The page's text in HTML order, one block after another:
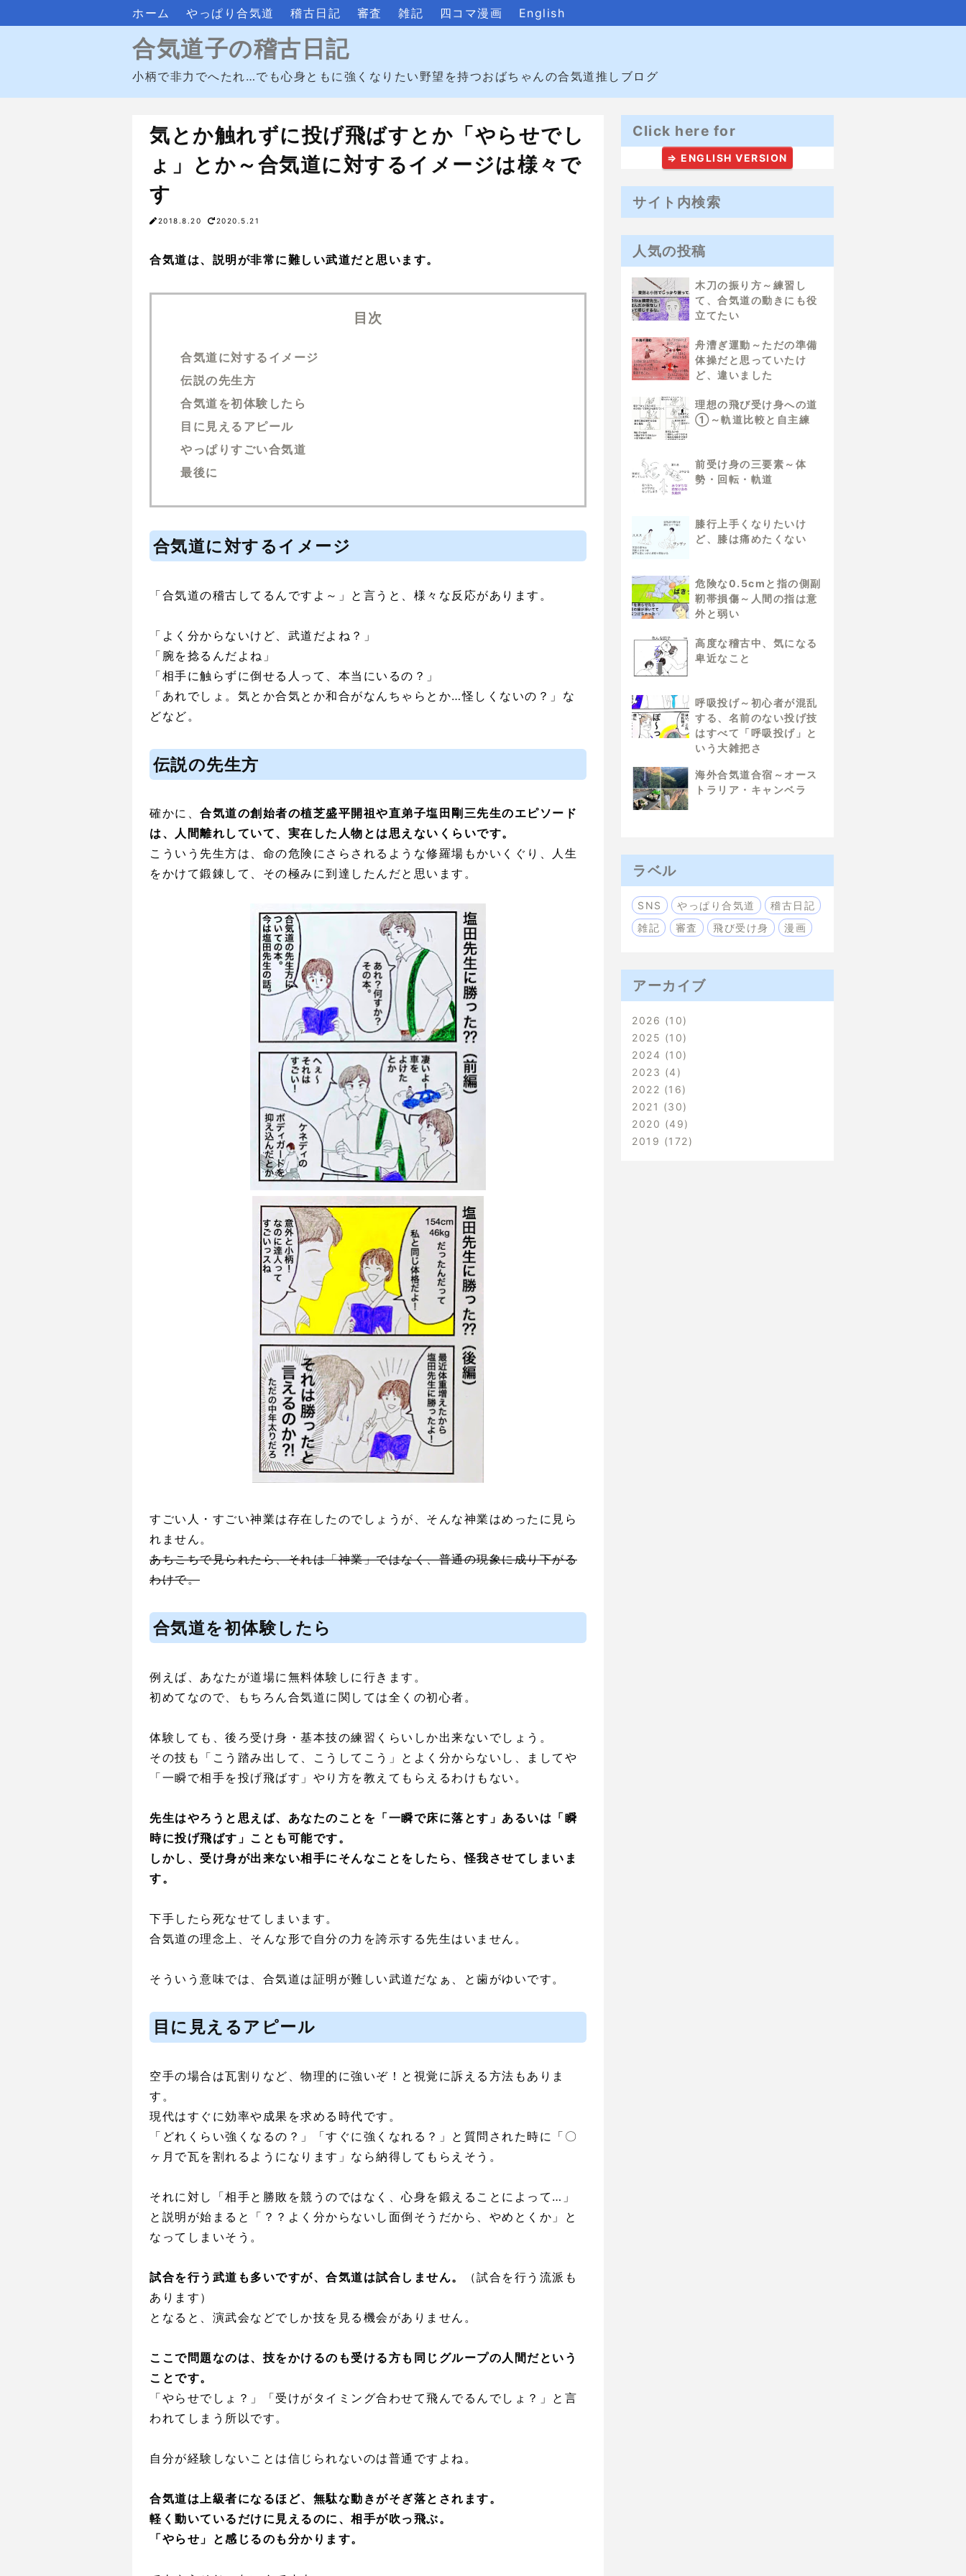
ホーム やっぱり合気道 稽古日記 審査 雑記 四コマ漫画 English
合気道子の稽古日記
小柄で非力でへたれ…でも心身ともに強くなりたい野望を持つおばちゃんの合気道推しブログ
気とか触れずに投げ飛ばすとか「やらせでし
ょ」とか～合気道に対するイメージは様々で
す
2018.8.20 2020.5.21
合気道は、説明が非常に難しい武道だと思います。
目次
合気道に対するイメージ
伝説の先生方
合気道を初体験したら
目に見えるアピール
やっぱりすごい合気道
最後に
合気道に対するイメージ
「合気道の稽古してるんですよ～」と言うと、様々な反応があります。
「よく分からないけど、武道だよね？」
「腕を捻るんだよね」
「相手に触らずに倒せる人って、本当にいるの？」
「あれでしょ。気とか合気とか和合がなんちゃらとか…怪しくないの？」な
どなど。
伝説の先生方
確かに、 合気道の創始者の植芝盛平開祖や直弟子塩田剛三先生のエピソード
は、人間離れしていて、実在した人物とは思えないくらいです。
こういう先生方は、命の危険にさらされるような修羅場もかいくぐり、人生
をかけて鍛錬して、その極みに到達したんだと思います。
すごい人・すごい神業は存在したのでしょうが、そんな神業はめったに見ら
れません。
あちこちで見られたら、それは「神業」ではなく、普通の現象に成り下がる
わけで。
合気道を初体験したら
例えば、あなたが道場に無料体験しに行きます。
初めてなので、もちろん合気道に関しては全くの初心者。
体験しても、後ろ受け身・基本技の練習くらいしか出来ないでしょう。
その技も「こう踏み出して、こうしてこう」とよく分からないし、ましてや
「一瞬で相手を投げ飛ばす」やり方を教えてもらえるわけもない。
先生はやろうと思えば、あなたのことを「一瞬で床に落とす」あるいは「瞬
時に投げ飛ばす」ことも可能です。
しかし、受け身が出来ない相手にそんなことをしたら、怪我させてしまいま
す。
下手したら死なせてしまいます。
合気道の理念上、そんな形で自分の力を誇示する先生はいません。
そういう意味では、合気道は証明が難しい武道だなぁ、と歯がゆいです。
目に見えるアピール
空手の場合は瓦割りなど、物理的に強いぞ！と視覚に訴える方法もありま
す。
現代はすぐに効率や成果を求める時代です。
「どれくらい強くなるの？」「すぐに強くなれる？」と質問された時に「〇
ヶ月で瓦を割れるようになります」なら納得してもらえそう。
それに対し「相手と勝敗を競うのではなく、心身を鍛えることによって…」
と説明が始まると「？？よく分からないし面倒そうだから、やめとくか」と
なってしまいそう。
試合を行う武道も多いですが、合気道は試合しません。
（試合を行う流派も
あります）
となると、演武会などでしか技を見る機会がありません。
ここで問題なのは、技をかけるのも受ける方も同じグループの人間だという
ことです。
「やらせでしょ？」「受けがタイミング合わせて飛んでるんでしょ？」と言
われてしまう所以です。
自分が経験しないことは信じられないのは普通ですよね。
合気道は上級者になるほど、無駄な動きがそぎ落とされます。
軽く動いているだけに見えるのに、相手が吹っ飛ぶ。
「やらせ」と感じるのも分かります。
Click here for
⇒ ENGLISH VERSION
サイト内検索
人気の投稿
木刀の振り方～練習し
て、合気道の動きにも役
立てたい
舟漕ぎ運動～ただの準備
体操だと思っていたけ
ど、違いました
理想の飛び受け身への道
①～軌道比較と自主練
前受け身の三要素～体
勢・回転・軌道
膝行上手くなりたいけ
ど、膝は痛めたくない
危険な0.5cmと指の側副
靭帯損傷～人間の指は意
外と弱い
高度な稽古中、気になる
卑近なこと
呼吸投げ～初心者が混乱
する、名前のない投げ技
はすべて「呼吸投げ」と
いう大雑把さ
海外合気道合宿～オース
トラリア・キャンベラ
ラベル
SNS やっぱり合気道
稽古日記
雑記
審査 飛び受け身 漫画
アーカイブ
2026
10
2025
10
2024
10
2023
4
2022
16
2021
30
2020
49
2019
172